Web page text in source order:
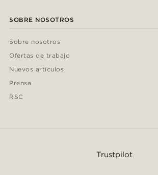
SOBRE NOSOTROS
Sobre nosotros
Ofertas de trabajo
Nuevos artículos
Prensa
RSC
Trustpilot